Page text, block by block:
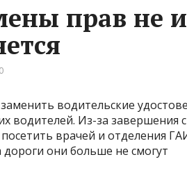
прав не
водительские
водителей. Из-за завершения
врачей и отделения
они больше не смогут